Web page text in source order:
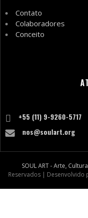
Contato
Colaboradores
Conceito
+55 (11) 9-9260-5717
nos@soulart.org
SOUL ART - Arte,
Reservados | Desenvolvido